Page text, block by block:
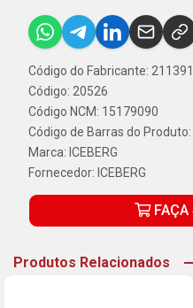
Código do Fabricante: 211391
Código: 20526
Código NCM: 15179090
Código de Barras do
Marca: ICEBERG
Fornecedor: ICEBERG
FAÇA
Produtos Relacionados